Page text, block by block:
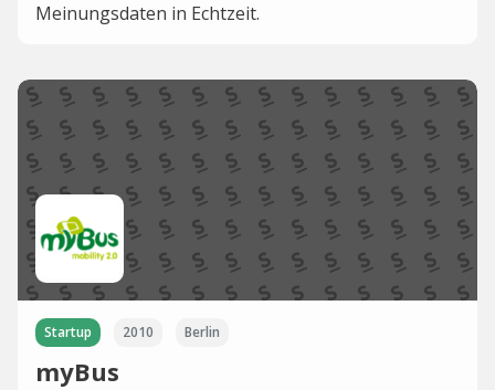
Meinungsdaten in Echtzeit.
Startup 2010 Berlin
myBus